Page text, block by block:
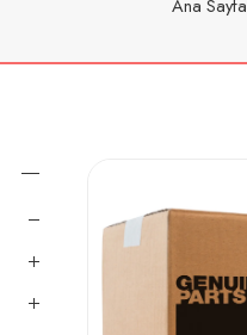
Ana Sayfa